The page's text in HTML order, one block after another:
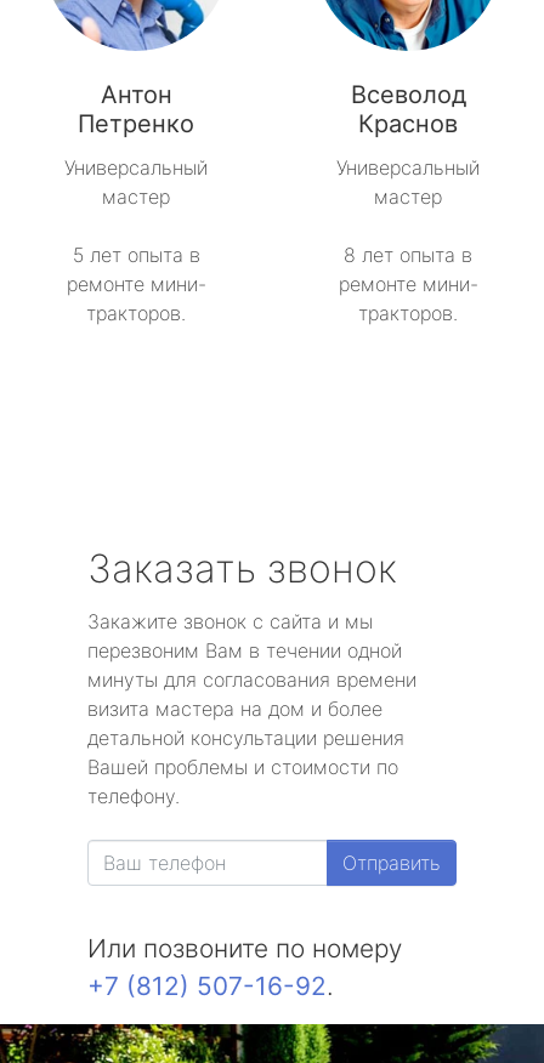
Антон
Петренко
Универсальный
мастер
5 лет опыта в
ремонте мини-
тракторов.
Всеволод
Краснов
Универсальный
мастер
8 лет опыта в
ремонте мини-
тракторов.
Заказать звонок
Закажите звонок с сайта и мы
перезвоним Вам в течении одной
минуты для согласования времени
визита мастера на дом и более
детальной консультации решения
Вашей проблемы и стоимости по
телефону.
Отправить
Или позвоните по номеру
+7 (812) 507-16-92.